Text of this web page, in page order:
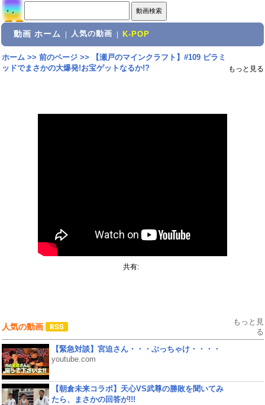
動画 ホーム 人気の動画 K-POP
ホーム>> 前のページ>>
【瀬戸のマインクラフト】#109 ピラミ
ッドでまさかの大爆発!お宝ゲットなるか!?
もっと見る
共有:
人気の動画
もっと見
る
【緊急対談】宮迫さん・・・ぶっちゃけ・・・・
youtube.com
【朝倉未来コラボ】天心VS武尊の勝敗を聞いてみ
たら、まさかの回答が!!!